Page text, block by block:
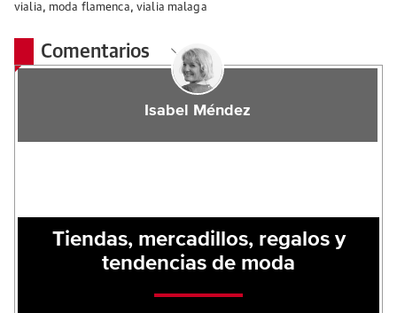
vialia, moda flamenca,vialia malaga
Comentarios
Isabel Méndez
Tiendas, mercadillos, regalos y
tendencias de moda